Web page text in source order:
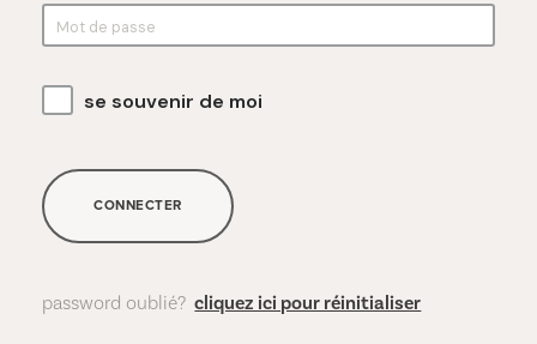
se souvenir de moi
CONNECTER
password oublié? cliquez ici pour réinitialiser